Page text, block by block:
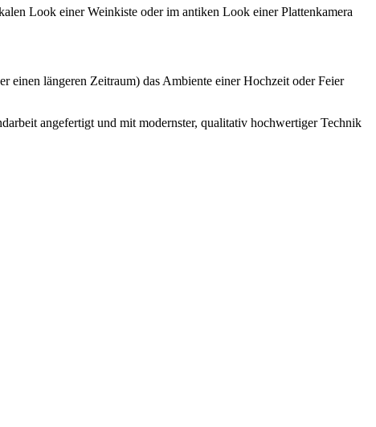
Look einer Weinkiste oder im antiken Look einer Plattenkamera
einen längeren Zeitraum) das Ambiente einer Hochzeit oder Feier
angefertigt und mit modernster, qualitativ hochwertiger Technik